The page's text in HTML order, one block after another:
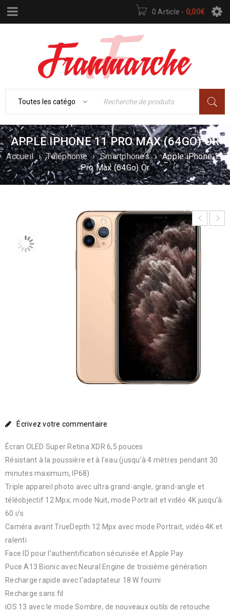
0 Article - 0,00€
APPLE IPHONE 11 PRO MAX (64GO) OR
Accueil › Téléphonie › Smartphones › Apple iPhone 11
Pro Max (64Go) Or
Écrivez votre commentaire
Écran OLED Super Retina XDR 6,5 pouces
Résistant à la poussière et à l’eau (jusqu’à 4 mètres pendant 30
minutes maximum, IP68)
Triple appareil photo avec ultra grand-angle, grand-angle et
téléobjectif 12 Mpx; mode Nuit, mode Portrait et vidéo 4K jusqu’à
60 i/s
Caméra avant TrueDepth 12 Mpx avec mode Portrait, vidéo 4K et
ralenti
Face ID pour l’authentification sécurisée et Apple Pay
Puce A13 Bionic avec Neural Engine de troisième génération
Recharge rapide avec l’adaptateur 18 W fourni
Recharge sans fil
iOS 13 avec le mode Sombre, de nouveaux outils de retouche